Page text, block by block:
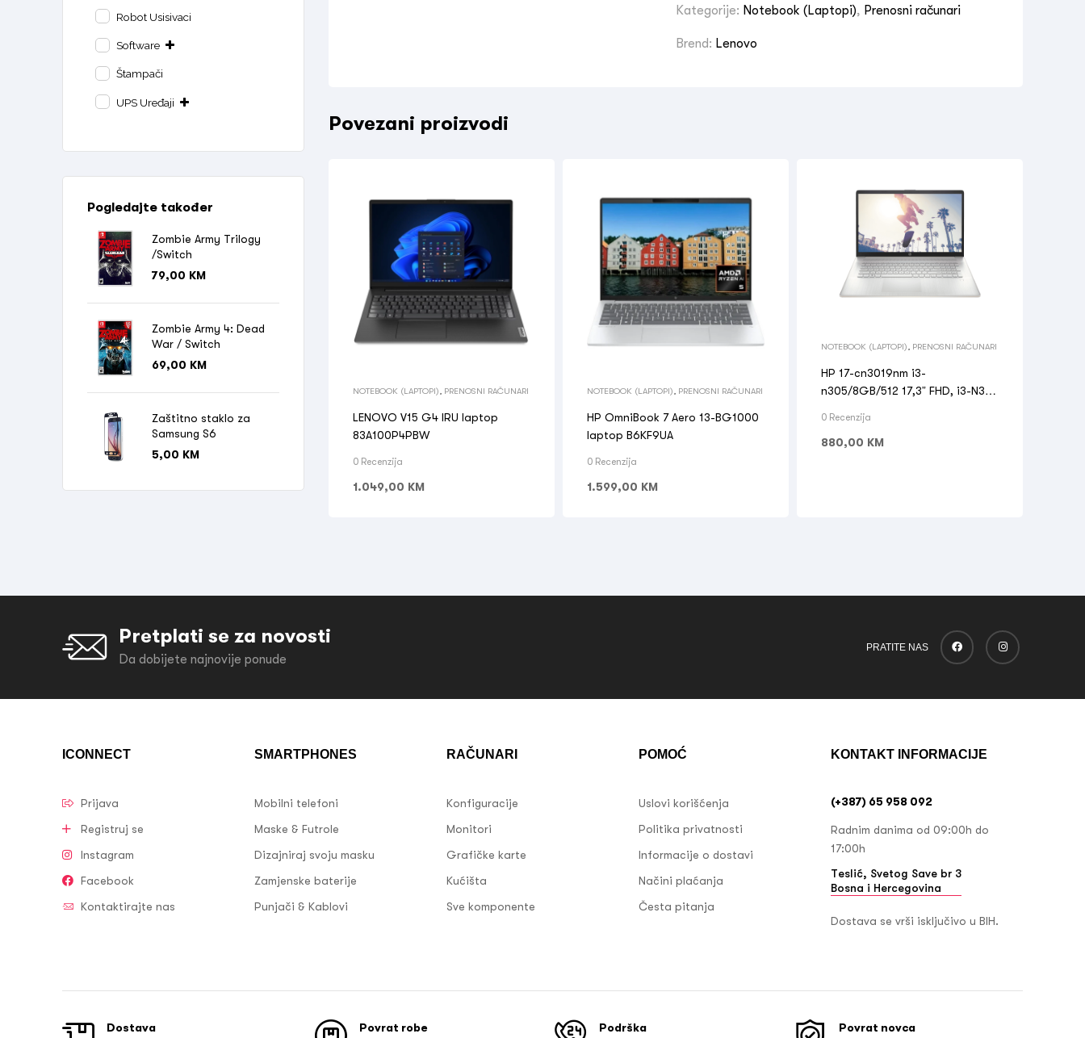
Kategorije: Notebook (Laptopi), Prenosni računari
Brend: Lenovo
Povezani proizvodi
NOTEBOOK (LAPTOPI) PRENOSNI RAČUNARI
LENOVO V15 G4 IRU laptop
83A100P4PBW
0 Recenzija
1.049,00 KM
NOTEBOOK (LAPTOPI) PRENOSNI RAČUNARI
HP OmniBook 7 Aero 13-BG1000
laptop B6KF9UA
0 Recenzija
1.599,00 KM
NOTEBOOK (LAPTOPI) PRENOSNI RAČUNARI
HP 17-cn3019nm i3-
n305/8GB/512 17,3” FHD, i3-N305
WiFi6 + BT5.3
0 Recenzija
880,00 KM
Robot Usisivaci
Software
Štampači
UPS Uređaji
Pogledajte također
Zombie Army Trilogy
/Switch
79,00 KM
Zombie Army 4: Dead
War / Switch
69,00 KM
Zaštitno staklo za
Samsung S6
5,00 KM
Pretplati se za novosti
Da dobijete najnovije ponude
PRATITE NAS
ICONNECT
Prijava
Registruj se
Instagram
Facebook
Kontaktirajte nas
SMARTPHONES
Mobilni telefoni
Maske & Futrole
Dizajniraj svoju masku
Zamjenske baterije
Punjači & Kablovi
RAČUNARI
Konfiguracije
Monitori
Grafičke karte
Kućišta
Sve komponente
POMOĆ
Uslovi korišćenja
Politika privatnosti
Informacije o dostavi
Načini plaćanja
Česta pitanja
KONTAKT INFORMACIJE
(+387) 65 958 092
Radnim danima od 09:00h do
17:00h
Teslić, Svetog Save br 3
Bosna i Hercegovina
Dostava se vrši isključivo u BIH.
Dostava Povrat robe Podrška Povrat novca